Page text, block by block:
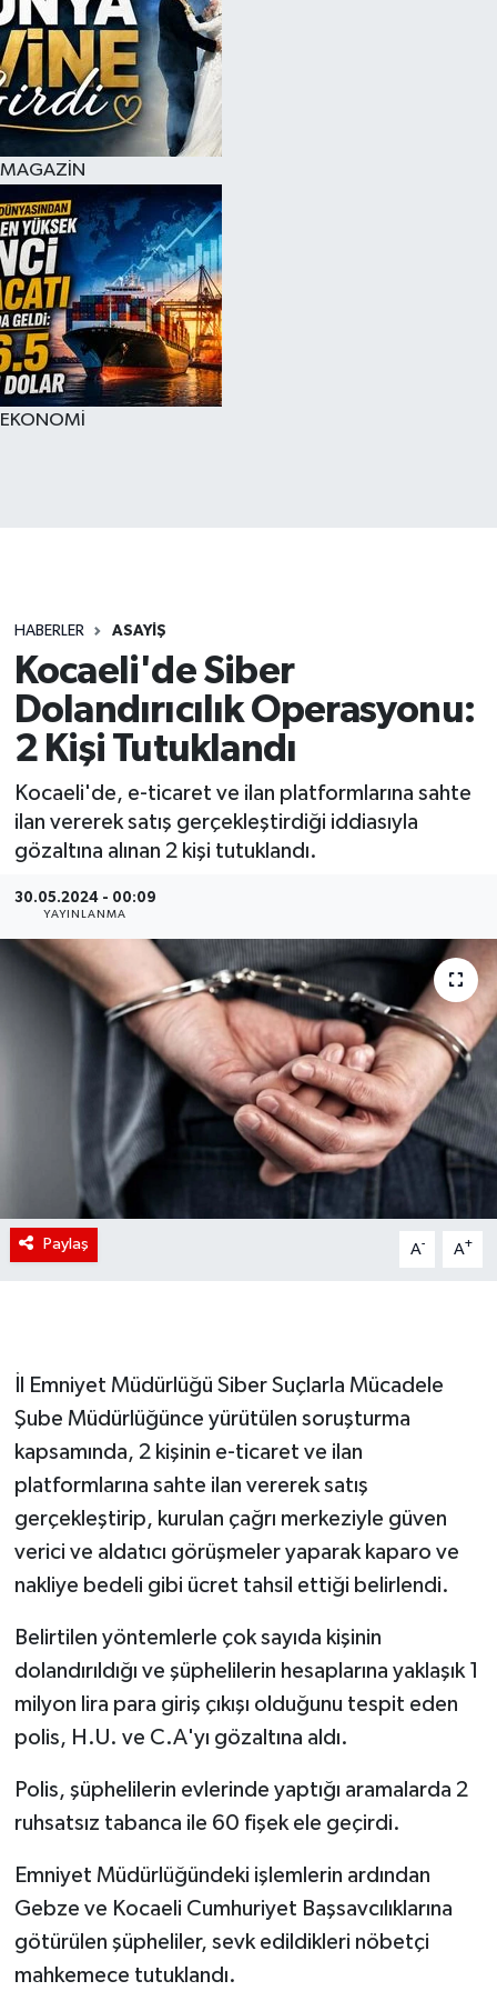
MAGAZİN
EKONOMİ
HABERLER ASAYİŞ
Kocaeli'de Siber
Dolandırıcılık Operasyonu:
2 Kişi Tutuklandı
Kocaeli'de, e-ticaret ve ilan platformlarına sahte
ilan vererek satış gerçekleştirdiği iddiasıyla
gözaltına alınan 2 kişi tutuklandı.
30.05.2024 - 00:09
YAYINLANMA
Paylaş A- A+
İl Emniyet Müdürlüğü Siber Suçlarla Mücadele
Şube Müdürlüğünce yürütülen soruşturma
kapsamında, 2 kişinin e-ticaret ve ilan
platformlarına sahte ilan vererek satış
gerçekleştirip, kurulan çağrı merkeziyle güven
verici ve aldatıcı görüşmeler yaparak kaparo ve
nakliye bedeli gibi ücret tahsil ettiği belirlendi.
Belirtilen yöntemlerle çok sayıda kişinin
dolandırıldığı ve şüphelilerin hesaplarına yaklaşık 1
milyon lira para giriş çıkışı olduğunu tespit eden
polis, H.U. ve C.A'yı gözaltına aldı.
Polis, şüphelilerin evlerinde yaptığı aramalarda 2
ruhsatsız tabanca ile 60 fişek ele geçirdi.
Emniyet Müdürlüğündeki işlemlerin ardından
Gebze ve Kocaeli Cumhuriyet Başsavcılıklarına
götürülen şüpheliler, sevk edildikleri nöbetçi
mahkemece tutuklandı.